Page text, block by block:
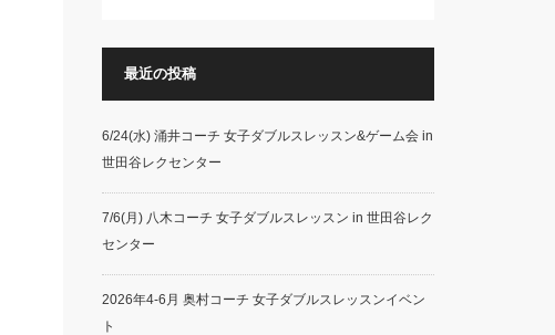
最近の投稿
6/24(水) 涌井コーチ 女子ダブルスレッスン&ゲーム会 in
世田谷レクセンター
7/6(月) 八木コーチ 女子ダブルスレッスン in 世田谷レク
センター
2026年4-6月 奥村コーチ 女子ダブルスレッスンイベン
ト